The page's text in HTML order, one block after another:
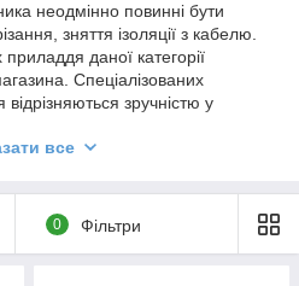
неодмінно повинні бути
зняття ізоляції з кабелю.
даної категорії
Спеціалізованих
зручністю у
і зняття ізоляції з кабелю.
зачищення і зняття ізоляції з
продукція компанії «АСКО-
прекрасним
все
0 Фільтри